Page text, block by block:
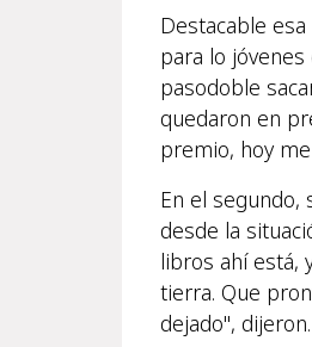
Destacable
para lo
pasodoble
quedaron en
premio, hoy
En el segundo,
desde la
libros ahí está,
tierra. Que
dejado", dijeron.